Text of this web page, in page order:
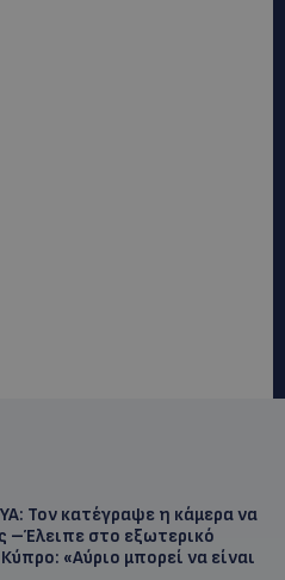
Τον κατέγραψε η κάμερα να
–Έλειπε στο εξωτερικό
«Αύριο μπορεί να είναι